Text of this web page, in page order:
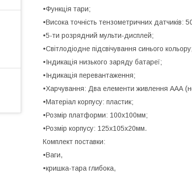
•Функція тари;
•Висока точність тензометричних датчиків:
•5-ти розрядний мульти-дисплей;
•Світлодіодне підсвічування синього кольору;
•Індикація низького заряду батареї;
•Індикація перевантаження;
•Харчування: Два елементи живлення ААА
•Матеріал корпусу: пластик;
•Розмір платформи: 100х100мм;
•Розмір корпусу: 125х105х20мм.
Комплект поставки:
•Ваги,
•кришка-тара глибока,